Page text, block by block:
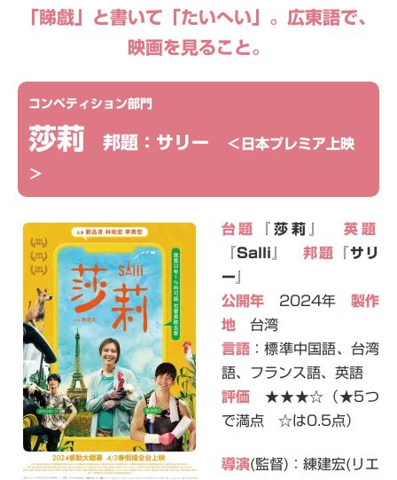
「睇戲」と書いて「たいへい」。広東語で、
映画を見ること。
コンペティション部門
莎莉 邦題：サリー ＜日本プレミア上映
＞
台題 『莎莉』英題
『Salli』邦題 『サリ
ー』
公開年 2024年 製作
地台湾
言語 ：標準中国語、台湾
語、フランス語、英語
評価 ★★★☆（★5つ
で満点 ☆は0.5点）
導演(監督)：練建宏(リエ